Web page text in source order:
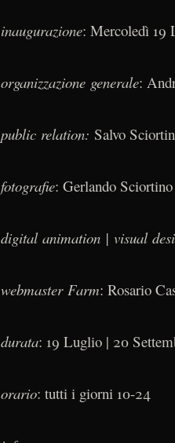
inaugurazione: Mercoledì 19
organizzazione generale:
public relation: Salvo
fotografie: Gerlando Sciortino
digital animation | visual
webmaster Farm: Rosario
durata: 19 Luglio | 20
orario: tutti i giorni 10-24